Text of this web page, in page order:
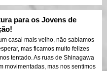
para os Jovens de
casal mais velho, não sabíamos
mas ficamos muito felizes
tentado. As ruas de Shinagawa
movimentadas, mas nos sentimos